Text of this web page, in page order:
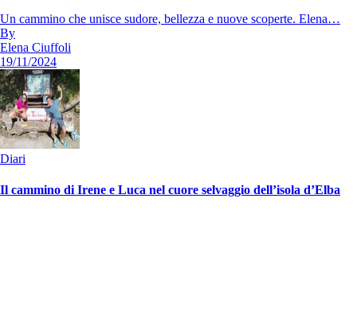
Un cammino che unisce sudore, bellezza e nuove scoperte. Elena…
By
Elena Ciuffoli
19/11/2024
Diari
Il cammino di Irene e Luca nel cuore selvaggio dell’isola d’Elba